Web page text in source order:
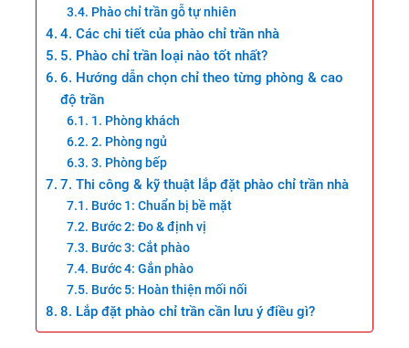
Phào chỉ trần gỗ tự nhiên
4. Các chi tiết của phào chỉ trần nhà
5. Phào chỉ trần loại nào tốt nhất?
6. Hướng dẫn chọn chỉ theo từng phòng & cao
độ trần
1. Phòng khách
2. Phòng ngủ
3. Phòng bếp
7. Thi công & kỹ thuật lắp đặt phào chỉ trần nhà
Bước 1: Chuẩn bị bề mặt
Bước 2: Đo & định vị
Bước 3: Cắt phào
Bước 4: Gắn phào
Bước 5: Hoàn thiện mối nối
8. Lắp đặt phào chỉ trần cần lưu ý điều gì?